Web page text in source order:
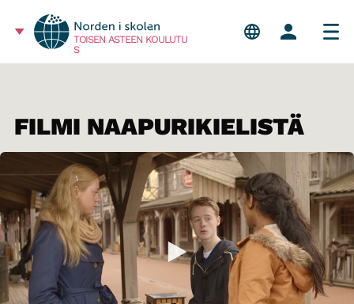
TOISEN ASTEEN KOULUTU
S
FILMI NAAPURIKIELISTÄ